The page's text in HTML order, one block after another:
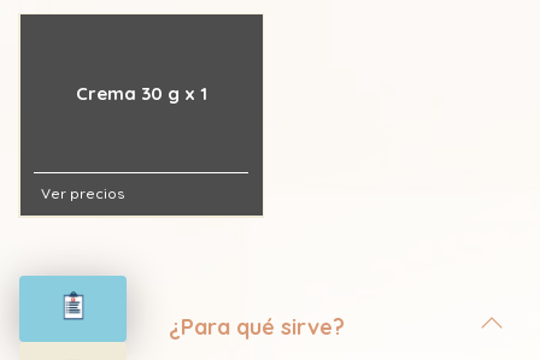
Crema 30 g x 1
Ver precios
¿Para qué sirve?